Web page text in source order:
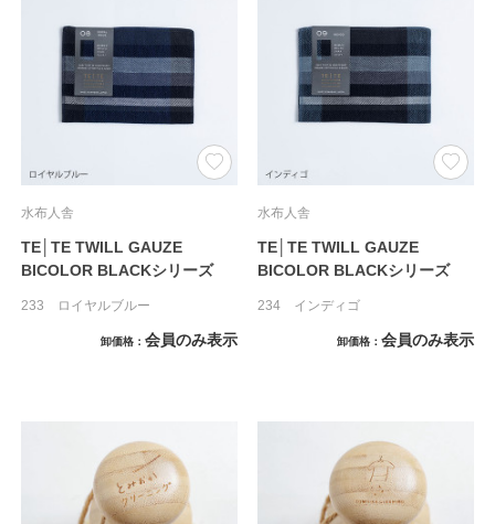
水布人舎
TE│TE TWILL GAUZE
BICOLOR BLACKシリーズ
233 ロイヤルブルー
卸価格 会員のみ表示
水布人舎
TE│TE TWILL GAUZE
BICOLOR BLACKシリーズ
234 インディゴ
卸価格 会員のみ表示